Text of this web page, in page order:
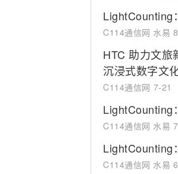
LightCounting
C114通信网 水易
HTC 助力文旅
沉浸式数字文
C114通信网 7-21
LightCounting
C114通信网 水易
LightCounting
C114通信网 水易